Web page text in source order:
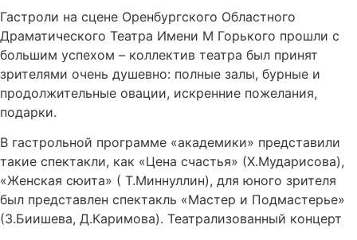
Гастроли на сцене Оренбургского Областного
Драматического Театра Имени М Горького прошли с
большим успехом – коллектив театра был принят
зрителями очень душевно: полные залы, бурные и
продолжительные овации, искренние пожелания,
подарки.
В гастрольной программе «академики» представили
такие спектакли, как «Цена счастья» (Х.Мударисова),
«Женская сюита» ( Т.Миннуллин), для юного зрителя
был представлен спектакль «Мастер и Подмастерье»
(З.Биишева, Д.Каримова). Театрализованный концерт